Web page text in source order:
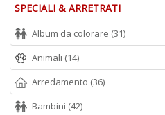
SPECIALI & ARRETRATI
Album da colorare (31)
Animali (14)
Arredamento (36)
Bambini (42)